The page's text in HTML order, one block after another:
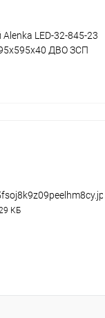
LED-32-845-23
ДВО ЗСП
В наличии
КБ